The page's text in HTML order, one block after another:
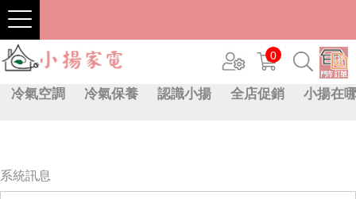
0
冷氣空調 冷氣保養 認識小揚 全店促銷 小揚在
系統訊息